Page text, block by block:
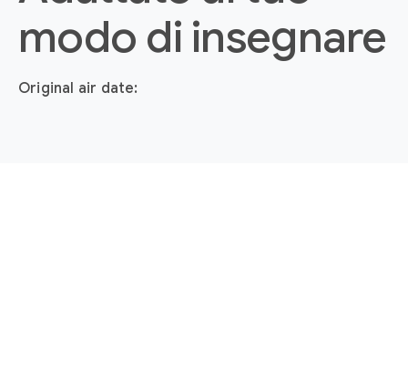
modo di insegnare
Original air date: